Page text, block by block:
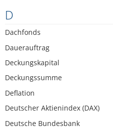
D
Dachfonds
Dauerauftrag
Deckungskapital
Deckungssumme
Deflation
Deutscher Aktienindex (DAX)
Deutsche Bundesbank